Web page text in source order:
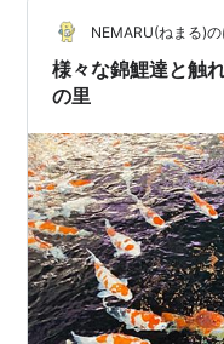
NEMARU(ねまる)
様々な錦鯉達と触
の里